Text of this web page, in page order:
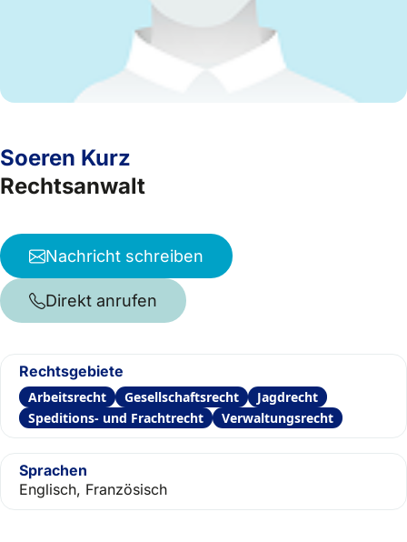
Soeren Kurz
Rechtsanwalt
Nachricht schreiben
Direkt anrufen
Rechtsgebiete
Arbeitsrecht Gesellschaftsrecht
Jagdrecht
Speditions- und Frachtrecht
Verwaltungsrecht
Sprachen
Englisch, Französisch